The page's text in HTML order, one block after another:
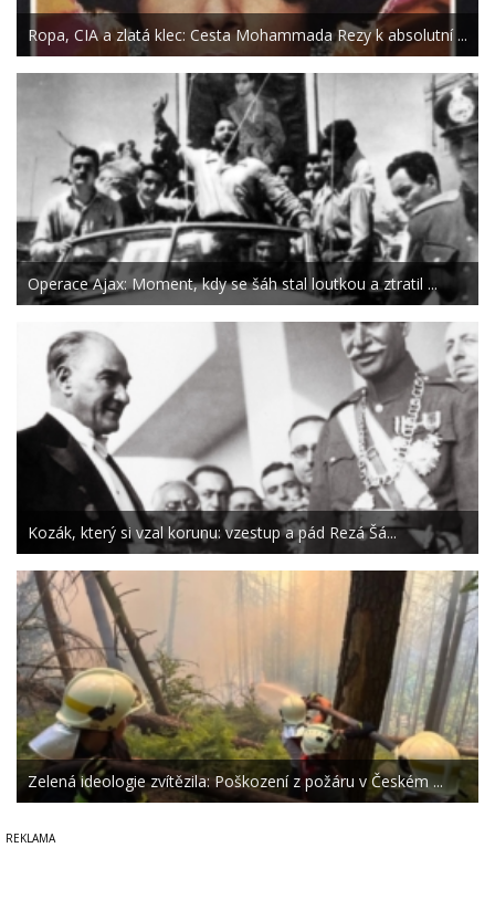
Ropa, CIA a zlatá klec: Cesta Mohammada Rezy k absolutní ...
Operace Ajax: Moment, kdy se šáh stal loutkou a ztratil ...
Kozák, který si vzal korunu: vzestup a pád Rezá Šá...
Zelená ideologie zvítězila: Poškození z požáru v Českém ...